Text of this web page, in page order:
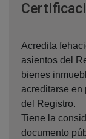
Acredita
asientos del
bienes
acreditarse en
del Registro.
Tiene la
documento